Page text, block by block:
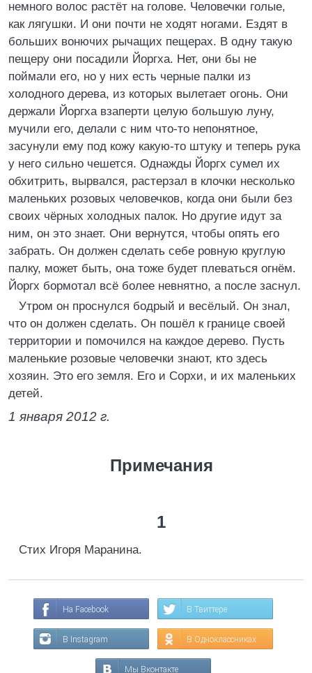
немного волос растёт на голове. Человечки голые,
как лягушки. И они почти не ходят ногами. Ездят в
больших вонючих рычащих пещерах. В одну такую
пещеру они посадили Йоргха. Нет, они бы не
поймали его, но у них есть черные палки из
холодного дерева, из которых вылетает огонь. Они
держали Йоргха взаперти целую большую луну,
мучили его, делали с ним что-то непонятное,
засунули ему под кожу какую-то штуку и теперь рука
у него сильно чешется. Однажды Йоргх сумел их
обхитрить, вырвался, растерзал в клочки несколько
маленьких розовых человечков, когда они были без
своих чёрных холодных палок. Но другие идут за
ним, он это знает. Они вернутся, чтобы опять его
забрать. Он должен сделать себе ровную круглую
палку, может быть, она тоже будет плеваться огнём.
Йоргх бормотал всё более невнятно, а после заснул.
Утром он проснулся бодрый и весёлый. Он знал,
что он должен сделать. Он пошёл к границе своей
территории и помочился на каждое дерево. Пусть
маленькие розовые человечки знают, кто здесь
хозяин. Это его земля. Его и Сорхи, и их маленьких
детей.
1 января 2012 г.
Примечания
1
Стих Игоря Маранина.
На Facebook В Твиттере
В Instagram В Одноклассниках
Мы Вконтакте